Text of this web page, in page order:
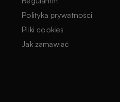
Polityka prywatności
Pliki cookies
Jak zamawiać